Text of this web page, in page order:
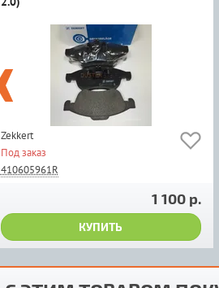
Zekkert
Под заказ
410605961R
1 100 р.
КУПИТЬ